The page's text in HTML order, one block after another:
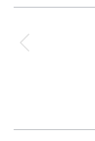
navigation